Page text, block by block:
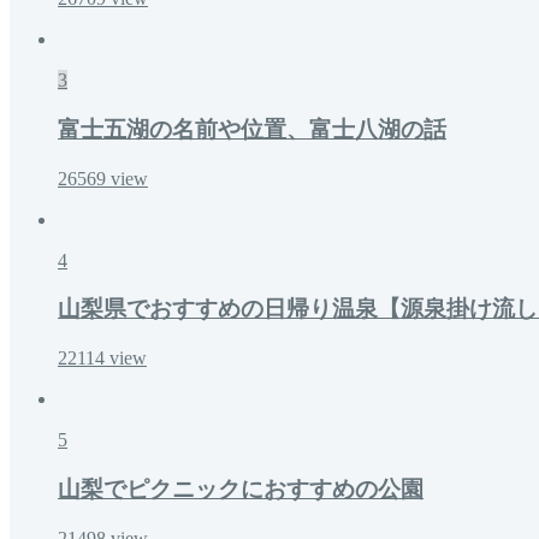
3
富士五湖の名前や位置、富士八湖の話
26569 view
4
山梨県でおすすめの日帰り温泉【源泉掛け流
22114 view
5
山梨でピクニックにおすすめの公園